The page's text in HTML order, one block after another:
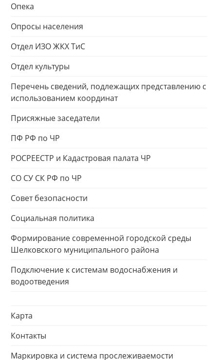
Опека
Опросы населения
Отдел ИЗО ЖКХ ТиС
Отдел культуры
Перечень сведений, подлежащих представлению с
использованием координат
Присяжные заседатели
ПФ РФ по ЧР
РОСРЕЕСТР и Кадастровая палата ЧР
СО СУ СК РФ по ЧР
Совет безопасности
Социальная политика
Формирование современной городской среды
Шелковского муниципального района
Подключение к системам водоснабжения и
водоотведения
Карта
Контакты
Маркировка и система прослеживаемости